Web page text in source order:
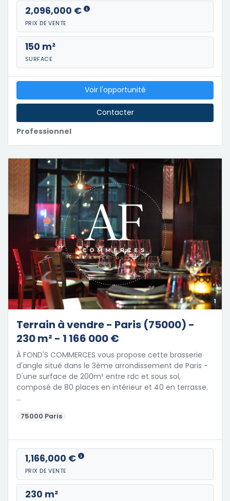
2,096,000 €
PRIX DE VENTE
150 m²
SURFACE
Professionnel
Voir l'opportunité
Contacter
1
Terrain à vendre - Paris (75000) -
230 m² - 1 166 000 €
À FOND'S COMMERCES vous propose cette brasserie
d'angle situé dans le 3ème arrondissement de Paris -
D'une surface de 200m² entre rdc et sous sol,
composé de 80 places en intérieur et 40 en terrasse.
…
75000 Paris
1,166,000 €
PRIX DE VENTE
230 m²